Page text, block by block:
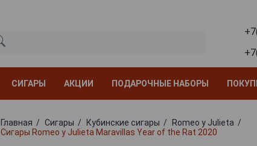
СИГАРЫ АКЦИИ ПОДАРОЧНЫЕ НАБОРЫ
Главная Сигары Кубинские сигары
Romeo y Julieta
Сигары Romeo y Julieta Maravillas Year of the Rat 2020